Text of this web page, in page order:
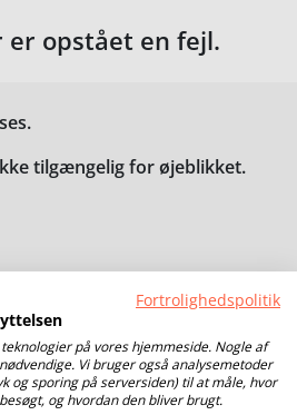
er opstået en fejl.
tilgængelig for øjeblikket.
Fortrolighedspolitik
på vores hjemmeside. Nogle af
Vi bruger også analysemetoder
og sporing på serversiden) til at måle, hvor
og hvordan den bliver brugt.